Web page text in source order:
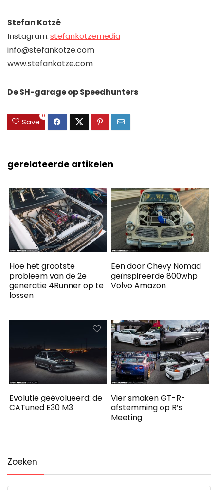
Stefan Kotzé
Instagram:stefankotzemedia
info@stefankotze.com
www.stefankotze.com
De SH-garage op Speedhunters
Save
0
gerelateerde artikelen
Hoe het grootste
probleem van de 2e
generatie 4Runner op te
lossen
Een door Chevy Nomad
geïnspireerde 800whp
Volvo Amazon
Evolutie geëvolueerd: de
CATuned E30 M3
Vier smaken GT-R-
afstemming op R’s
Meeting
Zoeken